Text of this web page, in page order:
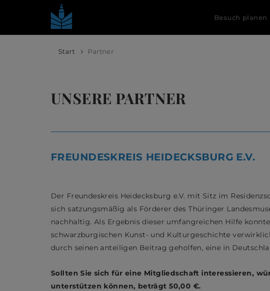
Besuch planen
Start Partner
UNSERE PARTNER
FREUNDESKREIS HEIDECKSBURG E.V.
Der Freundeskreis Heidecksburg e.V. mit Sitz im
sich satzungsmäßig als Förderer des Thüringer
nachhaltig. Als Ergebnis dieser umfangreichen Hilfe
schwarzburgischen Kunst- und Kulturgeschichte
durch seinen anteiligen Beitrag geholfen, eine in
Sollten Sie sich für eine Mitgliedschaft interessieren,
unterstützen können, beträgt 50,00 €.